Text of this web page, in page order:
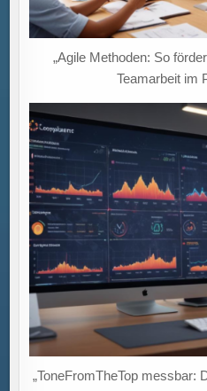
„Agile Methoden: So
Teamarbeit im
„ToneFromTheTop messbar: